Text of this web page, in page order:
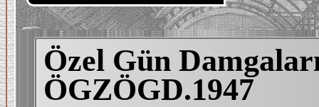
Özel Gün
ÖGZÖGD.1947